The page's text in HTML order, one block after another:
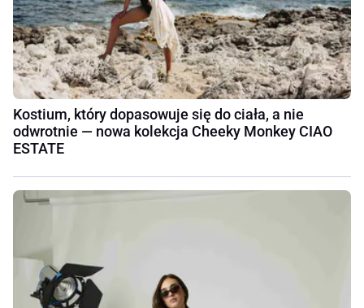
Kostium, który dopasowuje się do ciała, a nie
odwrotnie — nowa kolekcja Cheeky Monkey CIAO
ESTATE